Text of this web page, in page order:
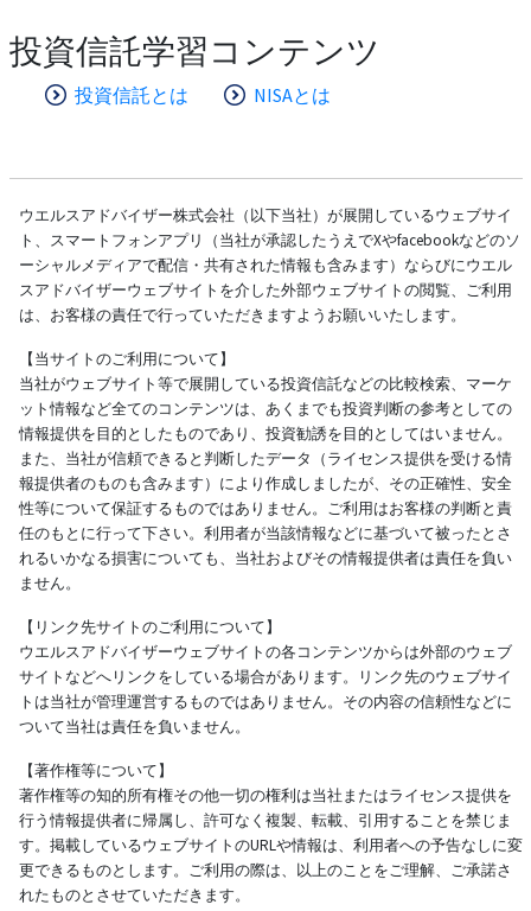
投資信託学習コンテンツ
投資信託とは NISAとは
ウエルスアドバイザー株式会社（以下当社）が展開しているウェブサイ
ト、スマートフォンアプリ（当社が承認したうえでXやfacebookなどのソ
ーシャルメディアで配信・共有された情報も含みます）ならびにウエル
スアドバイザーウェブサイトを介した外部ウェブサイトの閲覧、ご利用
は、お客様の責任で行っていただきますようお願いいたします。
【当サイトのご利用について】
当社がウェブサイト等で展開している投資信託などの比較検索、マーケ
ット情報など全てのコンテンツは、あくまでも投資判断の参考としての
情報提供を目的としたものであり、投資勧誘を目的としてはいません。
また、当社が信頼できると判断したデータ（ライセンス提供を受ける情
報提供者のものも含みます）により作成しましたが、その正確性、安全
性等について保証するものではありません。ご利用はお客様の判断と責
任のもとに行って下さい。利用者が当該情報などに基づいて被ったとさ
れるいかなる損害についても、当社およびその情報提供者は責任を負い
ません。
【リンク先サイトのご利用について】
ウエルスアドバイザーウェブサイトの各コンテンツからは外部のウェブ
サイトなどへリンクをしている場合があります。リンク先のウェブサイ
トは当社が管理運営するものではありません。その内容の信頼性などに
ついて当社は責任を負いません。
【著作権等について】
著作権等の知的所有権その他一切の権利は当社またはライセンス提供を
行う情報提供者に帰属し、許可なく複製、転載、引用することを禁じま
す。掲載しているウェブサイトのURLや情報は、利用者への予告なしに変
更できるものとします。ご利用の際は、以上のことをご理解、ご承諾さ
れたものとさせていただきます。